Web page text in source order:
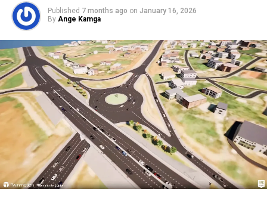
Published 7 months ago on January 16, 2026
By Ange Kamga